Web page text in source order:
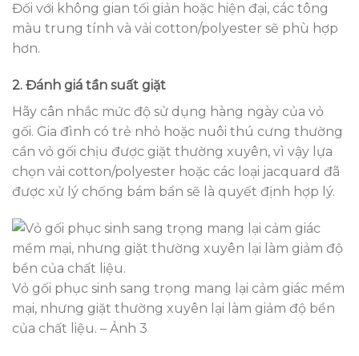
Đối với không gian tối giản hoặc hiện đại, các tông
màu trung tính và vải cotton/polyester sẽ phù hợp
hơn.
2. Đánh giá tần suất giặt
Hãy cân nhắc mức độ sử dụng hàng ngày của vỏ
gối. Gia đình có trẻ nhỏ hoặc nuôi thú cưng thường
cần vỏ gối chịu được giặt thường xuyên, vì vậy lựa
chọn vải cotton/polyester hoặc các loại jacquard đã
được xử lý chống bám bẩn sẽ là quyết định hợp lý.
Vỏ gối phục sinh sang trọng mang lại cảm giác mềm
mại, nhưng giặt thường xuyên lại làm giảm độ bền
của chất liệu. – Ảnh 3